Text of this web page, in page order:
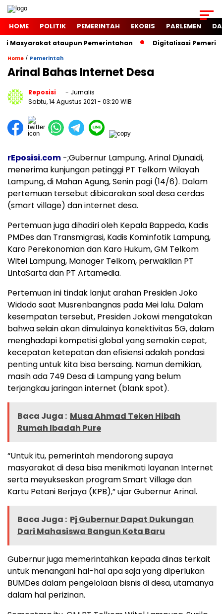
HOME POLITIK PEMERINTAH EKOBIS PARLEMEN
Masyarakat ataupun Pemerintahan Digitalisasi
Home / Pemerintah
Arinal Bahas Internet Desa
Reposisi
- Jurnalis
Sabtu, 14 Agustus 2021 - 03:20 WIB
rEposisi.com -;Gubernur Lampung, Arinal Djunaidi,
menerima kunjungan petinggi PT Telkom Wilayah
Lampung, di Mahan Agung, Senin pagi (14/6). Dalam
pertemuan tersebut dibicarakan soal desa cerdas
(smart village) dan internet desa.
Pertemuan juga dihadiri oleh Kepala Bappeda, Kadis
PMDes dan Transmigrasi, Kadis Kominfotik Lampung,
Karo Perekonomian dan Karo Hukum, GM Telkom
Witel Lampung, Manager Telkom, perwakilan PT
LintaSarta dan PT Artamedia.
Pertemuan ini tindak lanjut arahan Presiden Joko
Widodo saat Musrenbangnas pada Mei lalu. Dalam
kesempatan tersebut, Presiden Jokowi mengatakan
bahwa selain akan dimulainya konektivitas 5G, dalam
menghadapi kompetisi global yang semakin cepat,
kecepatan ketepatan dan efisiensi adalah pondasi
penting untuk kita bisa bersaing. Namun demikian,
masih ada 749 Desa di Lampung yang belum
terjangkau jaringan internet (blank spot).
Baca Juga : Musa Ahmad Teken Hibah
Rumah Ibadah Pure
“Untuk itu, pemerintah mendorong supaya
masyarakat di desa bisa menikmati layanan Internet
serta meyukseskan program Smart Village dan
Kartu Petani Berjaya (KPB),” ujar Gubernur Arinal.
Baca Juga : Pj Gubernur Dapat Dukungan
Dari Mahasiswa Bangun Kota Baru
Gubernur juga memerintahkan kepada dinas terkait
untuk menangani hal-hal apa saja yang diperlukan
BUMDes dalam pengelolaan bisnis di desa, utamanya
dalam hal perizinan.